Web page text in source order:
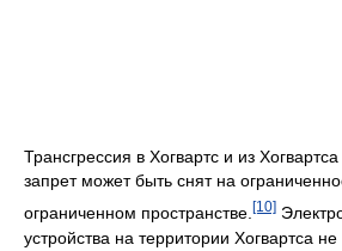
Трансгрессия в Хогвартс и из
запрет может быть снят на
ограниченном пространстве. [10]
устройства на территории Хогвартса